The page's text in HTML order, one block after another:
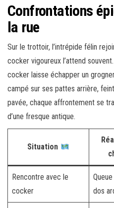
Confrontations
la rue
Sur le trottoir, l’intrépide félin
cocker vigoureux l’attend
cocker laisse échapper un
campé sur ses pattes arrière,
pavée, chaque affrontement se
d’une fresque antique.
Situation
Rencontre avec le
cocker
dos